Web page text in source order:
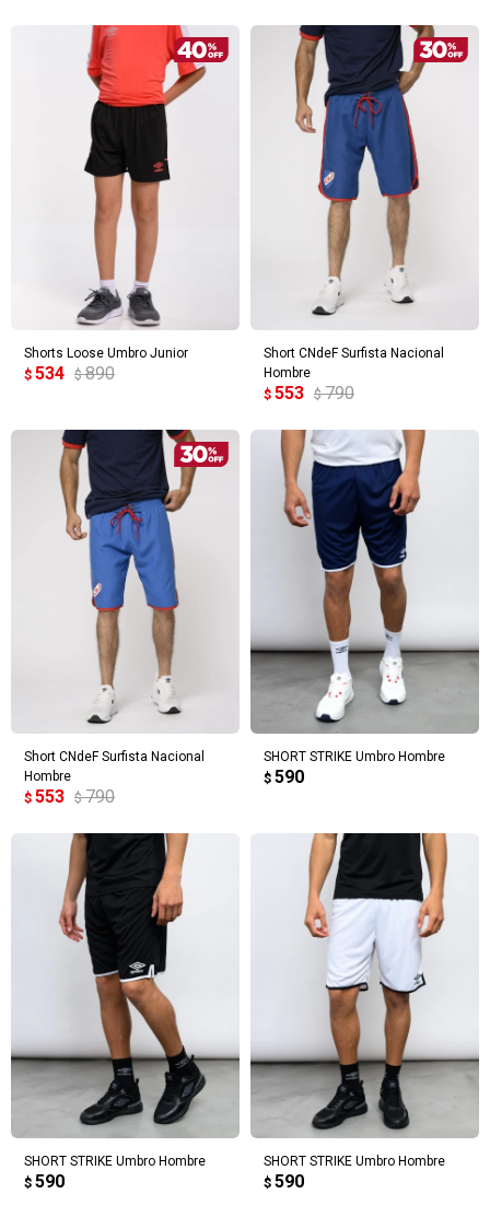
Shorts Loose Umbro Junior
$ 534 $ 890
Short CNdeF Surfista Nacional
Hombre
$ 553 $ 790
Short CNdeF Surfista Nacional
Hombre
$ 553 $ 790
SHORT STRIKE Umbro Hombre
$ 590
SHORT STRIKE Umbro Hombre
$ 590
SHORT STRIKE Umbro Hombre
$ 590